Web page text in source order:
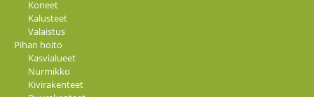
Koneet
Kalusteet
Valaistus
Pihan hoito
Kasvialueet
Nurmikko
Kivirakenteet